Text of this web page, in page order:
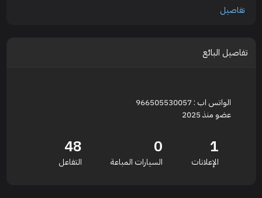
تفاصيل
تفاصيل البائع
الواتس اب : 966505530057
عضو منذ 2025
1
الإعلانات
0
السيارات المباعة
48
التفاعل